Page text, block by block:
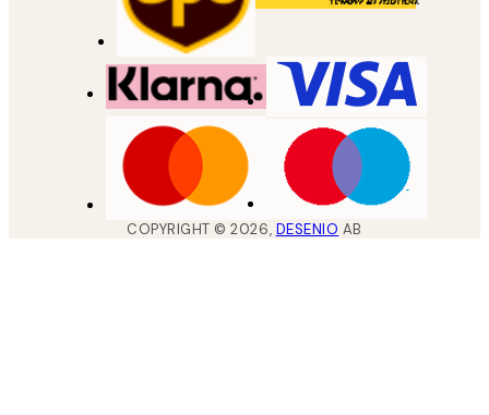
COPYRIGHT ©2026, DESENIO AB